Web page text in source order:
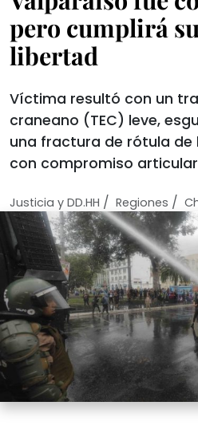
pero cumplirá
libertad
Víctima resultó con un
craneano (TEC) leve,
una fractura de rótula de
con compromiso
Justicia y DD.HH / Regiones /